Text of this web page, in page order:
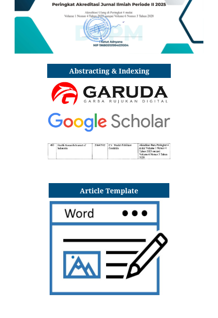
Abstracting & Indexing
Article Template